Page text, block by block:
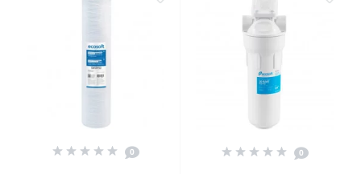
0 0